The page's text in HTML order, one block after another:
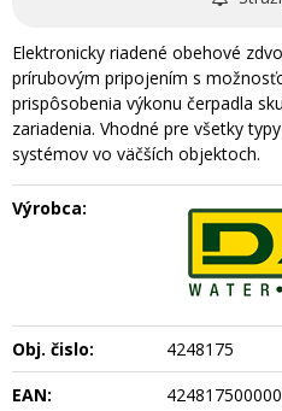
Elektronicky riadené obehové
prírubovým pripojením s
prispôsobenia výkonu čerpadla
zariadenia. Vhodné pre všetky
systémov vo väčších objektoch.
Výrobca:
Obj. čislo:
4248175
EAN: